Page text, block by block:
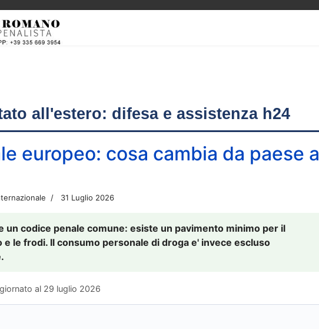
all'estero: difesa e assistenza h24
europeo: cosa cambia da paese a
31 Luglio 2026
un codice penale comune: esiste un pavimento minimo per il
le frodi. Il consumo personale di droga e' invece escluso
al 29 luglio 2026